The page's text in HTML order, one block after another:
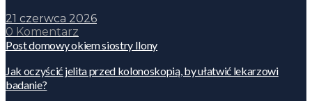
21 czerwca 2026
0 Komentarz
Post domowy okiem siostry Ilony
Jak oczyścić jelita przed kolonoskopią, by ułatwić lekarzowi
badanie?